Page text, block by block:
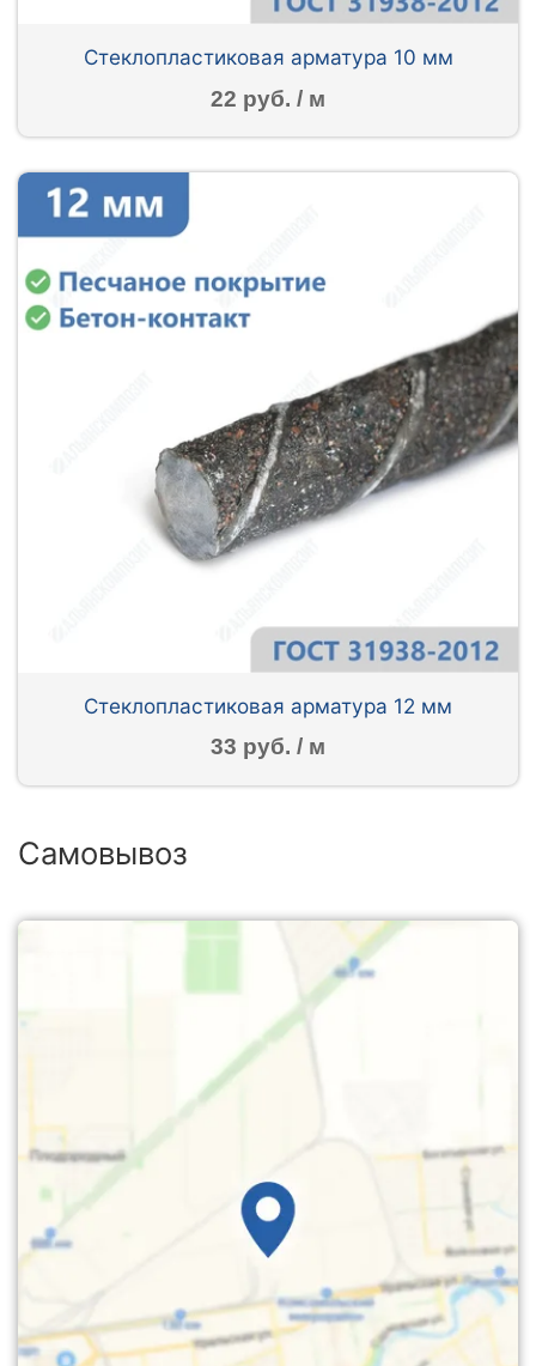
Стеклопластиковая арматура 10 мм
22 руб. / м
Стеклопластиковая арматура 12 мм
33 руб. / м
Самовывоз